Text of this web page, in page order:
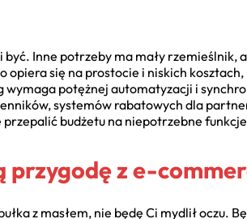
być. Inne potrzeby ma mały
się na prostocie i niskich
potężnej automatyzacji i
systemów rabatowych dla
budżetu na niepotrzebne
przygodę z e-
z masłem, nie będę Ci mydlił oczu.